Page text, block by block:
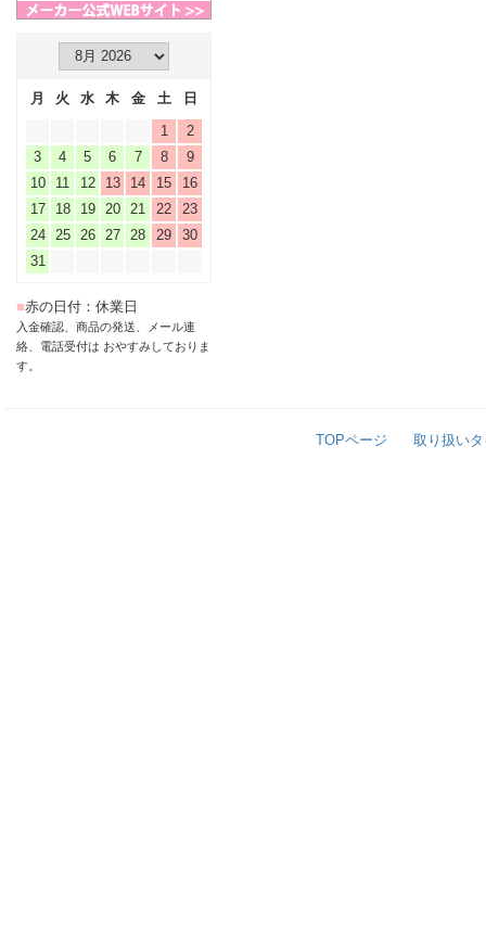
月 火 水 木 金 土
日
1
2
3
4 5 6 7 8
9
10
11 12 13 14 15
16
17
18 19 20 21 22
23
24
25 26 27 28 29
30
31
■赤の日付：休業日
入金確認、商品の発送、メール連
絡、電話受付は おやすみしておりま
す。
TOPページ 取り扱い